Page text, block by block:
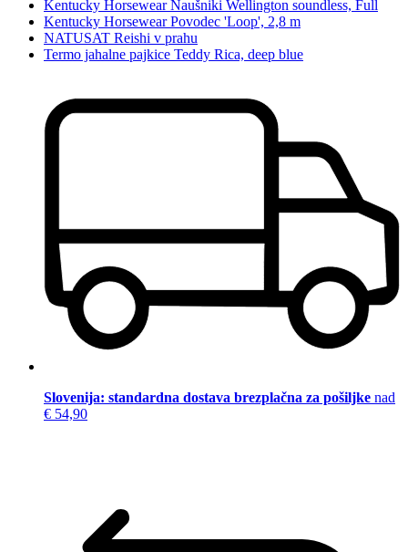
Kentucky Horsewear Naušniki Wellington soundless, Full
Kentucky Horsewear Povodec 'Loop', 2,8 m
NATUSAT Reishi v prahu
Termo jahalne pajkice Teddy Rica, deep blue
Slovenija: standardna dostava brezplačna za pošiljke nad
€ 54,90